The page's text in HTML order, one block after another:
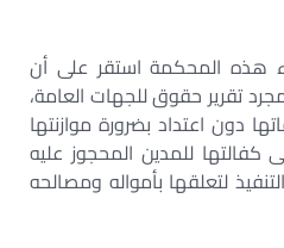
هذه المحكمة استقر على أن
تقرير حقوق للجهات العامة،
دون اعتداد بضرورة موازنتها
كفالتها للمدين المحجوز عليه
لتعلقها بأمواله ومصالحه